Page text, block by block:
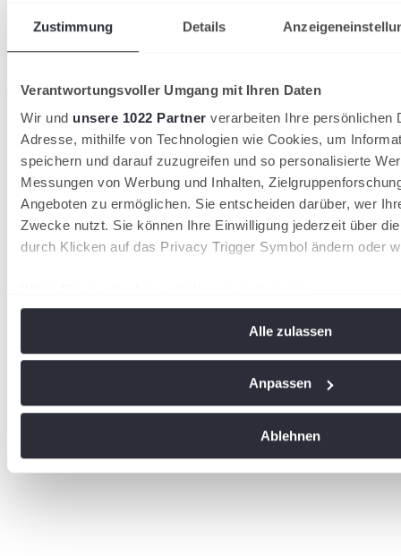
Zustimmung Details
Verantwortungsvoller Umgang mit Ihren Daten
Wir und unsere 1022 Partner verarbeiten Ihre persönlichen
Adresse, mithilfe von Technologien wie Cookies, um
speichern und darauf zuzugreifen und so personalisierte
Messungen von Werbung und Inhalten,
Angeboten zu ermöglichen. Sie entscheiden darüber, wer
Zwecke nutzt. Sie können Ihre Einwilligung jederzeit über
durch Klicken auf das Privacy Trigger Symbol ändern oder
Ihr Gerät durch aktives Scannen nach bestimmten
Erfahren Sie mehr darüber, wie Ihre persönlichen Daten
Alle zulassen
Anpassen
Ablehnen
wird in einer neuen Registerkarte geöffnet